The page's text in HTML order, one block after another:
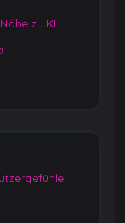
Nähe zu KI